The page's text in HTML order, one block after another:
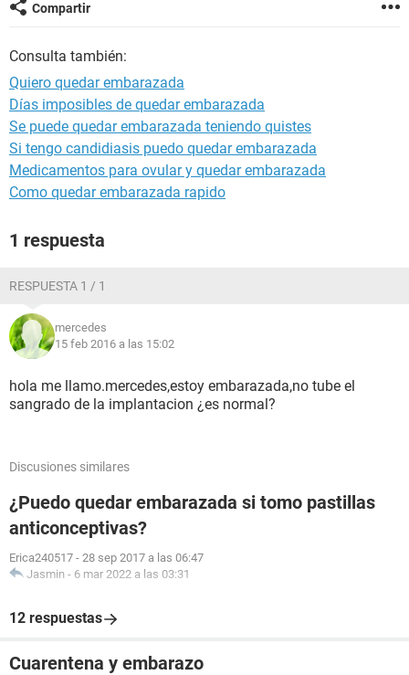
Compartir
Consulta también:
Quiero quedar embarazada
Días imposibles de quedar embarazada
Se puede quedar embarazada teniendo quistes
Si tengo candidiasis puedo quedar embarazada
Medicamentos para ovular y quedar embarazada
Como quedar embarazada rapido
1 respuesta
RESPUESTA 1 / 1
mercedes
15 feb 2016 a las 15:02
hola me llamo.mercedes,estoy embarazada,no tube el
sangrado de la implantacion ¿es normal?
Discusiones similares
¿Puedo quedar embarazada si tomo pastillas
anticonceptivas?
Erica240517 - 28 sep 2017 a las 06:47
Jasmin - 6 mar 2022 a las 03:31
12 respuestas
Cuarentena y embarazo